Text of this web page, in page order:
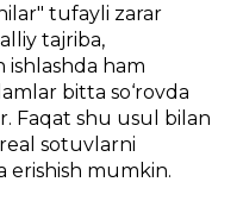
tufayli zarar
tajriba,
ishlashda ham
bitta so‘rovda
Faqat shu usul bilan
sotuvlarni
erishish mumkin.